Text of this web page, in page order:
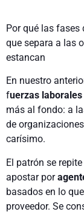
Por qué las fases
que separa a las
estancan
En nuestro
fuerzas
más al fondo: a
de
carísimo.
El patrón se
apostar por
basados en lo
proveedor. Se